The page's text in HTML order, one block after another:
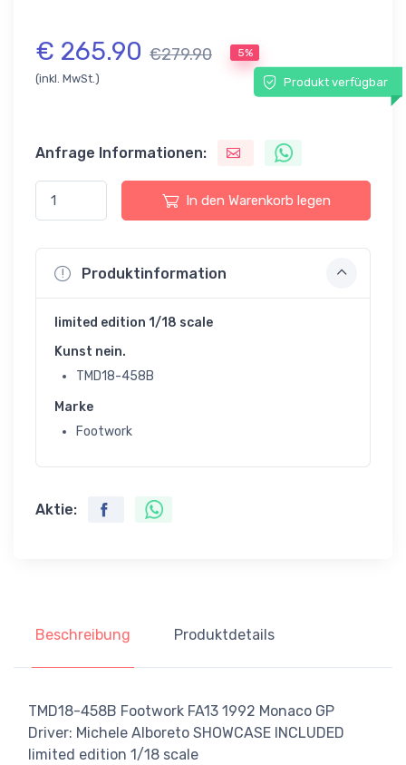
€ 265.90 €279.90 5%
(inkl. MwSt.) Produkt verfügbar
Anfrage Informationen:
In den Warenkorb legen
Produktinformation
limited edition 1/18 scale
Kunst nein.
TMD18-458B
Marke
Footwork
Aktie:
Beschreibung Produktdetails
TMD18-458B Footwork FA13 1992 Monaco GP
Driver: Michele Alboreto SHOWCASE INCLUDED
limited edition 1/18 scale